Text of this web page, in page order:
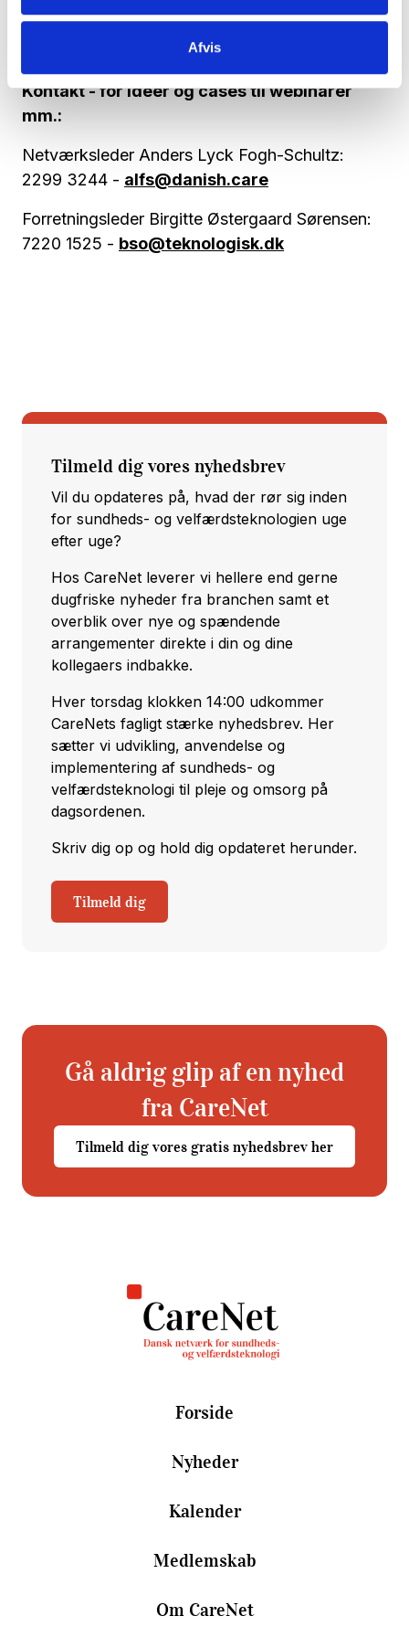
Afvis
https://www.carenet.nu/medlemskab.aspx
TILMELD DIG WEBINARRÆKKEN HER
Kontakt - for ideer og cases til webinarer
mm.:
Netværksleder Anders Lyck Fogh-Schultz:
2299 3244 - alfs@danish.care
Forretningsleder Birgitte Østergaard Sørensen:
7220 1525 - bso@teknologisk.dk
Tilmeld dig vores nyhedsbrev
Vil du opdateres på, hvad der rør sig inden
for sundheds- og velfærdsteknologien uge
efter uge?
Hos CareNet leverer vi hellere end gerne
dugfriske nyheder fra branchen samt et
overblik over nye og spændende
arrangementer direkte i din og dine
kollegaers indbakke.
Hver torsdag klokken 14:00 udkommer
CareNets fagligt stærke nyhedsbrev. Her
sætter vi udvikling, anvendelse og
implementering af sundheds- og
velfærdsteknologi til pleje og omsorg på
dagsordenen.
Skriv dig op og hold dig opdateret herunder.
Tilmeld dig
Gå aldrig glip af en nyhed
fra CareNet
Tilmeld dig vores gratis nyhedsbrev her
Forside
Nyheder
Kalender
Medlemskab
Om CareNet